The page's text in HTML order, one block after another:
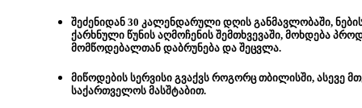
შეძენიდან 30 კალენდარული დღის განმავლობაში,
ქარხნული წუნის აღმოჩენის შემთხვევაში, მოხდება
მომწოდებალთან დაბრუნება და შეცვლა.
მიწოდების სერვისი გვაქვს როგორც თბილისში, ასევე
საქართველოს მასშტაბით.